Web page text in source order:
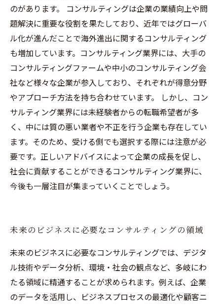
のがあります。 コンサルティングは企業の業績向上や問
題解決に重要な役割を果たしており、近年ではグローバ
ル化が進んだことで海外進出に関するコンサルティング
も増加しています。コンサルティング業界には、大手の
コンサルティングファームや中小のコンサルティング会
社など様々な企業が参入しており、それぞれが得意分野
やアプローチ方法を持ち合わせています。 しかし、コン
サルティング業界には未経験者からの転職希望者が多
く、中には質の悪い業者や不正を行う企業も存在してい
ます。そのため、受ける側でも選択する際には注意が必
要です。正しいアドバイスによって企業の成長を促し、
社会に貢献することができるコンサルティング業界に、
今後も一層注目が集まっていくことでしょう。
未来のビジネスに必要なコンサルティングの領域
未来のビジネスに必要なコンサルティングでは、デジタ
ル技術やデータ分析、環境・社会の観点など、多岐にわ
たる領域に精通することが求められます。例えば、企業
のデータを活用し、ビジネスプロセスの最適化や顧客ニ